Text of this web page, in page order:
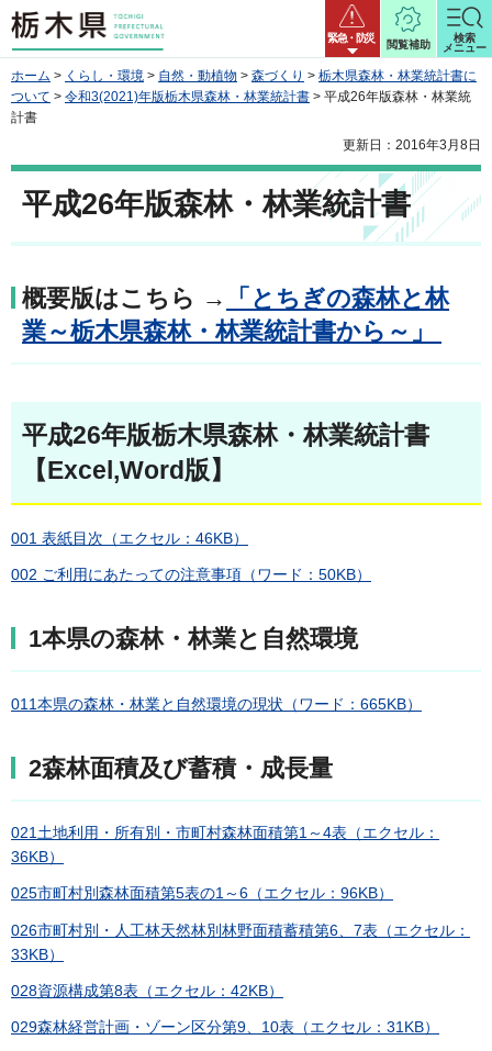
栃木県 緊急・防災
閲覧補助
検索
メニュー
ホーム > くらし・環境 > 自然・動植物 > 森づくり > 栃木県森林・林業統計書に
ついて > 令和3(2021)年版栃木県森林・林業統計書 > 平成26年版森林・林業統
計書
更新日：2016年3月8日
平成26年版森林・林業統計書
概要版はこちら →
「とちぎの森林と林
業～栃木県森林・林業統計書から～」
平成26年版栃木県森林・林業統計書
【Excel,Word版】
001 表紙目次（エクセル：46KB）
002 ご利用にあたっての注意事項（ワード：50KB）
1本県の森林・林業と自然環境
011本県の森林・林業と自然環境の現状（ワード：665KB）
2森林面積及び蓄積・成長量
021土地利用・所有別・市町村森林面積第1～4表（エクセル：
36KB）
025市町村別森林面積第5表の1～6（エクセル：96KB）
026市町村別・人工林天然林別林野面積蓄積第6、7表（エクセル：
33KB）
028資源構成第8表（エクセル：42KB）
029森林経営計画・ゾーン区分第9、10表（エクセル：31KB）